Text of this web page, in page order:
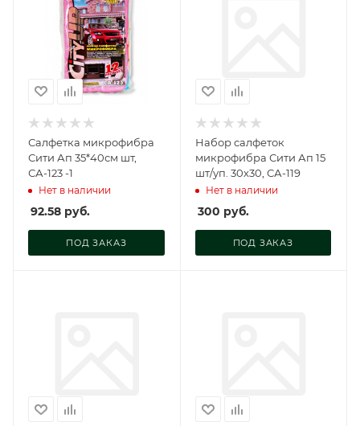
Салфетка микрофибра
Сити Ап 35*40см шт,
СА-123 -1
Нет в наличии
92.58 руб.
ПОД ЗАКАЗ
Набор салфеток
микрофибра Сити Ап 15
шт/уп. 30х30, СА-119
Нет в наличии
300 руб.
ПОД ЗАКАЗ